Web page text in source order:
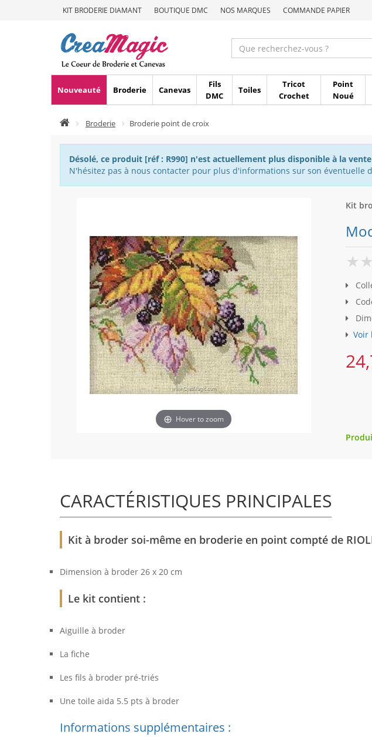
KIT BRODERIE DIAMANT BOUTIQUE DMC NOS MARQUES COMMANDE PAPIER
Nouveauté Broderie Canevas
Fils
DMC
Toiles
Tricot
Crochet
Point
Noué
Broderie Broderie point de croix
Désolé, ce produit [réf : R990] n'est actuellement plus disponible à la vente
N'hésitez pas à nous contacter pour plus d'informations sur son
Hover to zoom
Kit
Voir
CARACTÉRISTIQUES PRINCIPALES
Kit à broder soi-même en broderie en point compté de
Dimension à broder 26 x 20 cm
Le kit contient :
Aiguille à broder
La fiche
Les fils à broder pré-triés
Une toile aida 5.5 pts à broder
Informations supplémentaires :